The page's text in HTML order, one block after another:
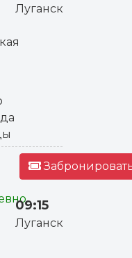
Луганск
09:15
Луганск